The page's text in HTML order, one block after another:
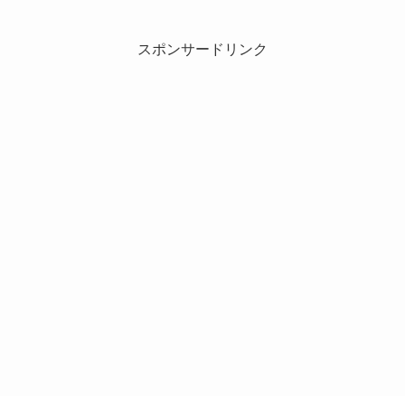
スポンサードリンク